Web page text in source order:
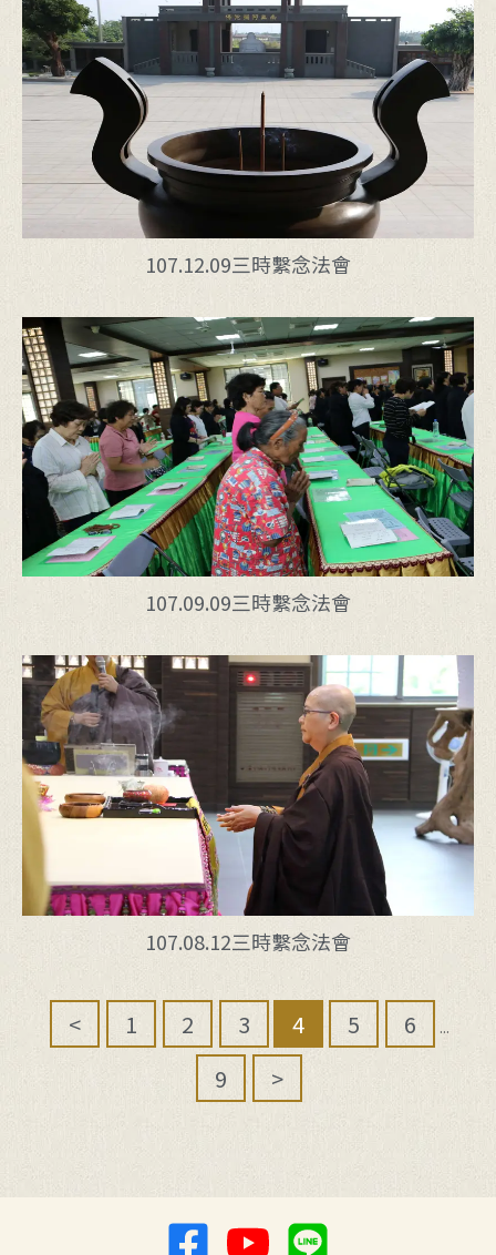
107.12.09三時繫念法會
107.09.09三時繫念法會
107.08.12三時繫念法會
< 1 2 3 4 5 6 ...
9 >